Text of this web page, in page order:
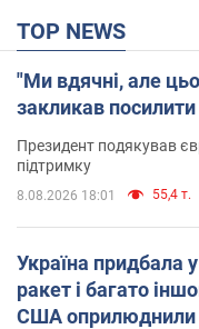
TOP NEWS
"Ми вдячні, але
закликав посилити
Президент подякував
підтримку
8.08.2026 18:01 55,4 т.
Україна придбала
ракет і багато
США оприлюднили